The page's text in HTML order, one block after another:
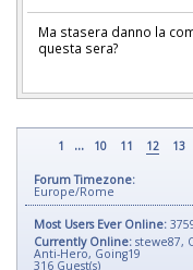
Ma stasera danno la
questa sera?
1 ... 10 11 12 13
Forum Timezone:
Europe/Rome
Most Users Ever Online:
Currently Online: stewe87,
Anti-Hero, Going19
316 Guest(s)